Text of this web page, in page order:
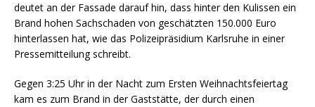
deutet an der Fassade darauf hin, dass hinter den Kulissen ein
Brand hohen Sachschaden von geschätzten 150.000 Euro
hinterlassen hat, wie das Polizeipräsidium Karlsruhe in einer
Pressemitteilung schreibt.
Gegen 3:25 Uhr in der Nacht zum Ersten Weihnachtsfeiertag
kam es zum Brand in der Gaststätte, der durch einen